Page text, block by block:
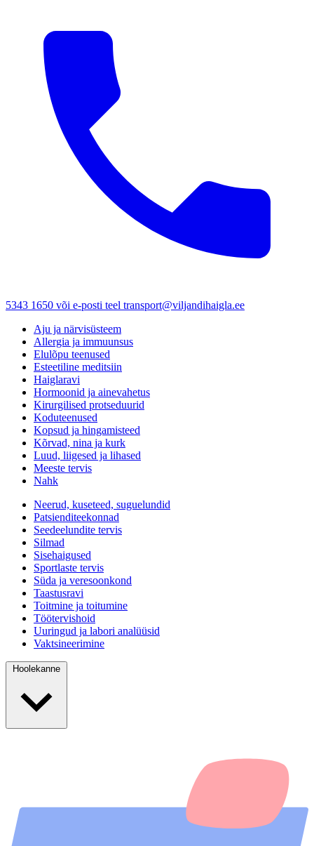
5343 1650 või e-posti teel transport@viljandihaigla.ee
Aju ja närvisüsteem
Allergia ja immuunsus
Elulõpu teenused
Esteetiline meditsiin
Haiglaravi
Hormoonid ja ainevahetus
Kirurgilised protseduurid
Koduteenused
Kopsud ja hingamisteed
Kõrvad, nina ja kurk
Luud, liigesed ja lihased
Meeste tervis
Nahk
Neerud, kuseteed, suguelundid
Patsienditeekonnad
Seedeelundite tervis
Silmad
Sisehaigused
Sportlaste tervis
Süda ja veresoonkond
Taastusravi
Toitmine ja toitumine
Töötervishoid
Uuringud ja labori analüüsid
Vaktsineerimine
Hoolekanne